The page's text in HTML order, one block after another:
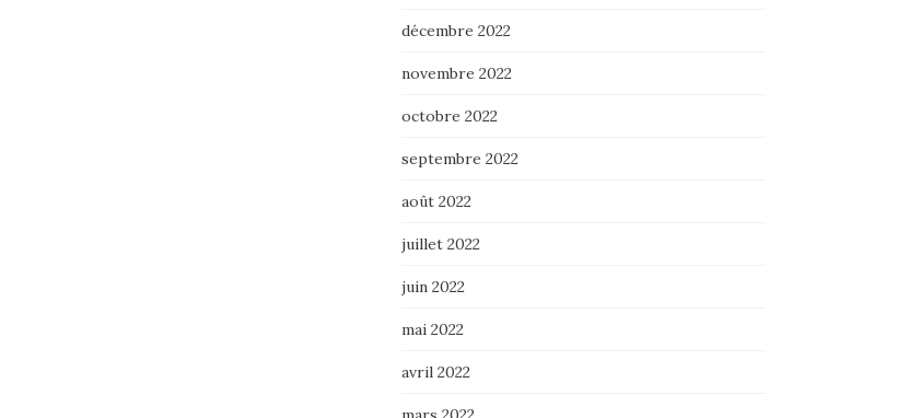
décembre 2022
novembre 2022
octobre 2022
septembre 2022
août 2022
juillet 2022
juin 2022
mai 2022
avril 2022